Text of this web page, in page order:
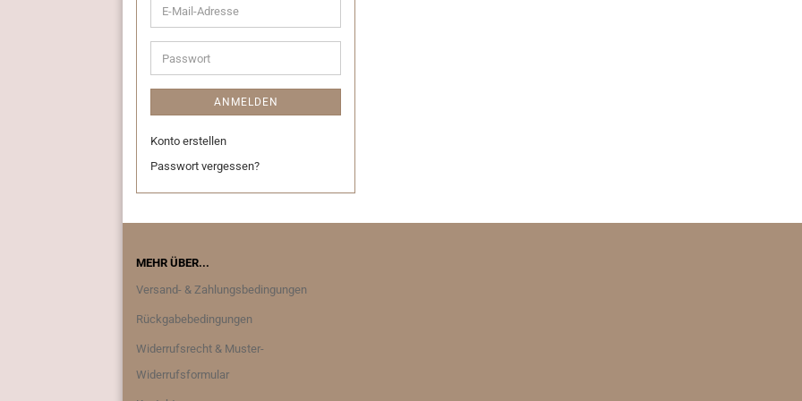
E-
Mail-
Adresse
Passwort
ANMELDEN
Konto erstellen
Passwort vergessen?
MEHR ÜBER...
Versand- & Zahlungsbedingungen
Rückgabebedingungen
Widerrufsrecht & Muster-
Widerrufsformular